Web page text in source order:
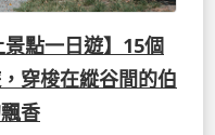
點一日遊】15個
穿梭在縱谷間的伯
香